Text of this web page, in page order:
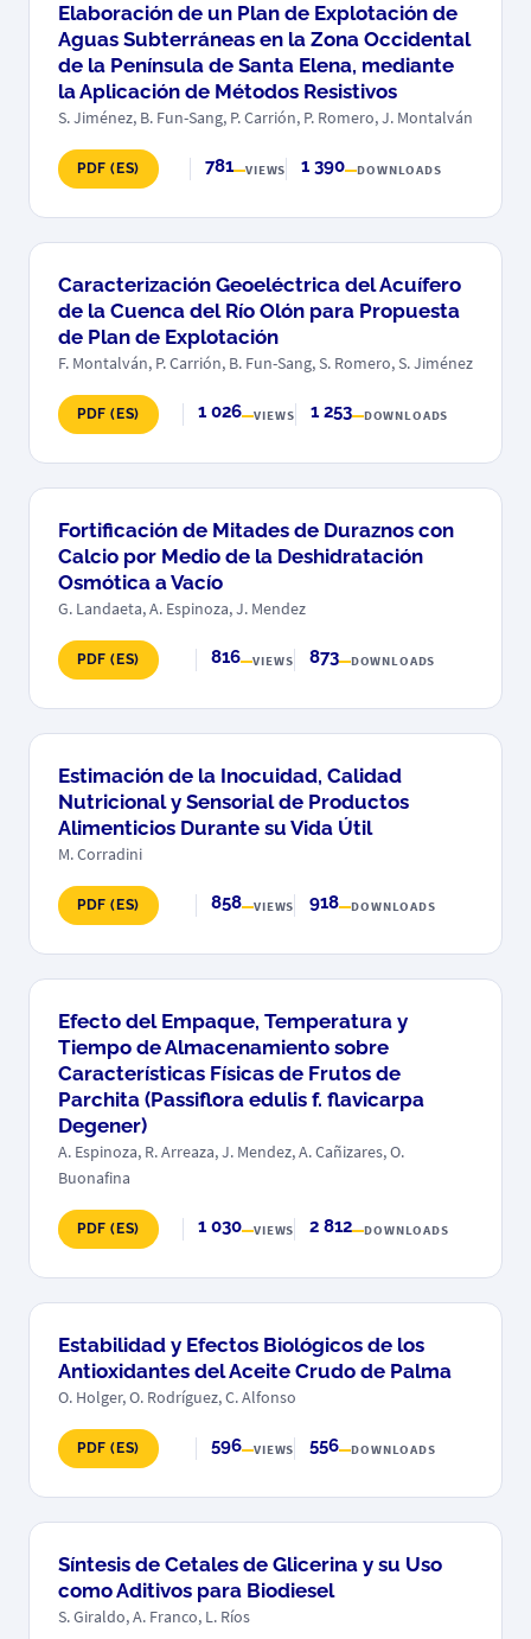
Elaboración de un Plan de Explotación de
Aguas Subterráneas en la Zona Occidental
de la Península de Santa Elena, mediante
la Aplicación de Métodos Resistivos
S. Jiménez, B. Fun-Sang, P. Carrión, P. Romero, J. Montalván
PDF (ES) 781 VIEWS 1 390 DOWNLOADS
Caracterización Geoeléctrica del Acuífero
de la Cuenca del Río Olón para Propuesta
de Plan de Explotación
F. Montalván, P. Carrión, B. Fun-Sang, S. Romero, S. Jiménez
PDF (ES) 1 026 VIEWS 1 253 DOWNLOADS
Fortificación de Mitades de Duraznos con
Calcio por Medio de la Deshidratación
Osmótica a Vacío
G. Landaeta, A. Espinoza, J. Mendez
PDF (ES) 816 VIEWS 873 DOWNLOADS
Estimación de la Inocuidad, Calidad
Nutricional y Sensorial de Productos
Alimenticios Durante su Vida Útil
M. Corradini
PDF (ES) 858 VIEWS 918 DOWNLOADS
Efecto del Empaque, Temperatura y
Tiempo de Almacenamiento sobre
Características Físicas de Frutos de
Parchita (Passiflora edulis f. flavicarpa
Degener)
A. Espinoza, R. Arreaza, J. Mendez, A. Cañizares, O.
Buonafina
PDF (ES) 1 030 VIEWS 2 812 DOWNLOADS
Estabilidad y Efectos Biológicos de los
Antioxidantes del Aceite Crudo de Palma
O. Holger, O. Rodríguez, C. Alfonso
PDF (ES) 596 VIEWS 556 DOWNLOADS
Síntesis de Cetales de Glicerina y su Uso
como Aditivos para Biodiesel
S. Giraldo, A. Franco, L. Ríos